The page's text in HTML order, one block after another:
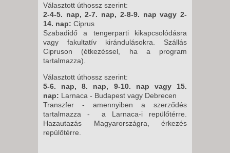
Választott úthossz szerint:
2-4-5. nap, 2-7. nap, 2-8-9. nap vagy 2-
14. nap: Ciprus
Szabadidő a tengerparti kikapcsolódásra
vagy fakultatív kirándulásokra. Szállás
Cipruson (étkezéssel, ha a program
tartalmazza).
Választott úthossz szerint:
5-6. nap, 8. nap, 9-10. nap vagy 15.
nap: Larnaca - Budapest vagy Debrecen
Transzfer - amennyiben a szerződés
tartalmazza - a Larnaca-i repülőtérre.
Hazautazás Magyarországra, érkezés
repülőtérre.